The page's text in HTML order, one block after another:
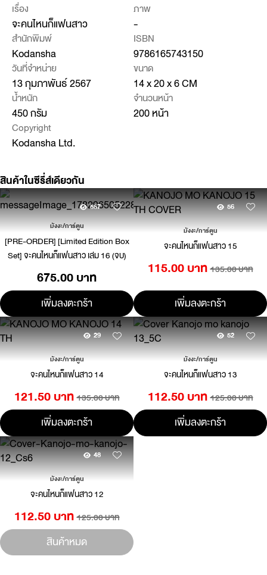
เรื่อง
จะคนไหนก็แฟนสาว
ภาพ
-
สำนักพิมพ์
Kodansha
ISBN
9786165743150
วันที่จำหน่าย
13 กุมภาพันธ์ 2567
ขนาด
14 x 20 x 6 CM
น้ำหนัก
450 กรัม
จำนวนหน้า
200 หน้า
Copyright
Kodansha Ltd.
สินค้าในซีรี่ส์เดียวกัน
557
มังงะ/การ์ตูน
[PRE-ORDER] [Limited Edition Box
Set] จะคนไหนก็แฟนสาว เล่ม 16 (จบ)
675.00 บาท
เพิ่มลงตะกร้า
56
มังงะ/การ์ตูน
จะคนไหนก็แฟนสาว 15
115.00 บาท 135.00 บาท
เพิ่มลงตะกร้า
29
มังงะ/การ์ตูน
จะคนไหนก็แฟนสาว 14
121.50 บาท 135.00 บาท
เพิ่มลงตะกร้า
52
มังงะ/การ์ตูน
จะคนไหนก็แฟนสาว 13
112.50 บาท 125.00 บาท
เพิ่มลงตะกร้า
48
มังงะ/การ์ตูน
จะคนไหนก็แฟนสาว 12
112.50 บาท 125.00 บาท
สินค้าหมด